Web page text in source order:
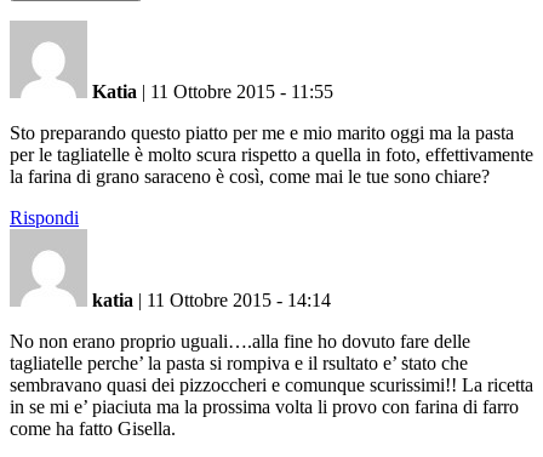
Katia | 11 Ottobre 2015 - 11:55
Sto preparando questo piatto per me e mio marito oggi ma la pasta
per le tagliatelle è molto scura rispetto a quella in foto, effettivamente
la farina di grano saraceno è così, come mai le tue sono chiare?
Rispondi
katia | 11 Ottobre 2015 - 14:14
No non erano proprio uguali….alla fine ho dovuto fare delle
tagliatelle perche’ la pasta si rompiva e il rsultato e’ stato che
sembravano quasi dei pizzoccheri e comunque scurissimi!! La ricetta
in se mi e’ piaciuta ma la prossima volta li provo con farina di farro
come ha fatto Gisella.